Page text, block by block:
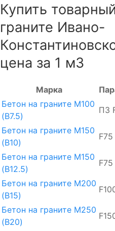
Купить
граните Ивано-
цена за 1 м3
Марка
Бетон на граните М100
(B7.5)
П3
Бетон на граните М150
(B10)
Бетон на граните М150
(B12.5)
Бетон на граните М200
(B15)
Бетон на граните М250
(B20)